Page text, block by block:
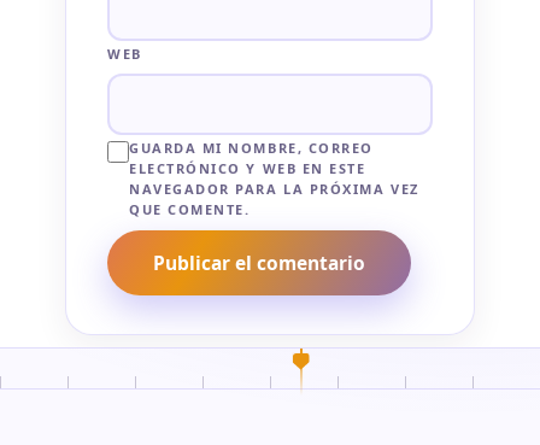
WEB
GUARDA MI NOMBRE, CORREO
ELECTRÓNICO Y WEB EN ESTE
NAVEGADOR PARA LA PRÓXIMA VEZ
QUE COMENTE.